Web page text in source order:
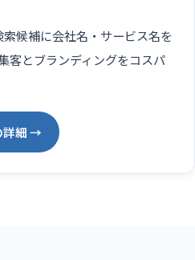
候補に会社名・サービス名を
客とブランディングをコスパ
詳細 →